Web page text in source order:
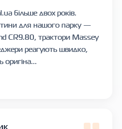
більше двох років.
для нашого парку —
CR9.80, трактори Massey
реагують швидко,
оригіна...